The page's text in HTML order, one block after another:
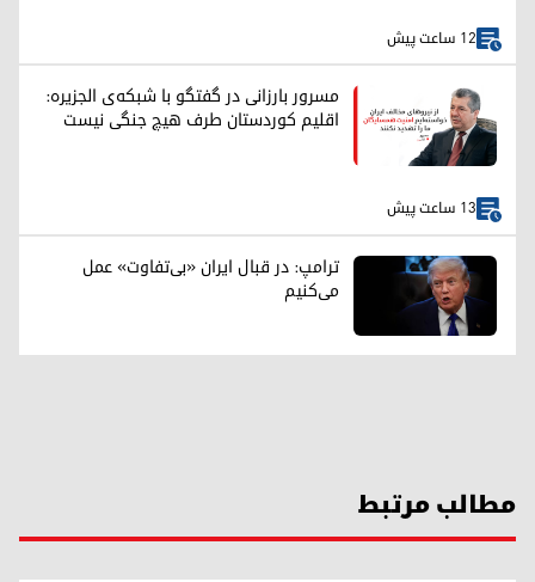
12 ساعت پیش
مسرور بارزانی در گفتگو با شبکه‌ی الجزیره:
اقلیم کوردستان طرف هیچ جنگی نیست
13 ساعت پیش
ترامپ: در قبال ایران «بی‌تفاوت» عمل
می‌کنیم
مطالب مرتبط